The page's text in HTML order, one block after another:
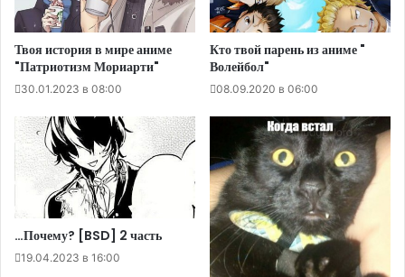
Твоя история в мире аниме
"Патриотизм Мориарти"
30.01.2023 в 08:00
Кто твой парень из аниме "
Волейбол"
08.09.2020 в 06:00
…Почему? [BSD] 2 часть
19.04.2023 в 16:00